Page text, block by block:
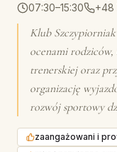
07:30–15:30
+48
Klub
ocenami
trenerskiej oraz
organizację
rozwój sportowy
zaangażowani i